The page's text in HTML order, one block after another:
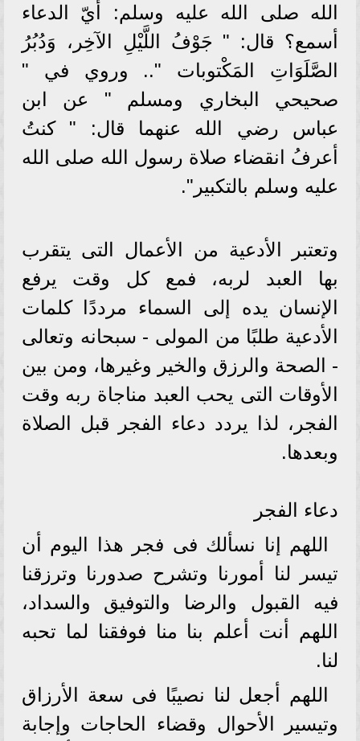
الله صلى الله عليه وسلم: أيّ الدعاء
أسمع؟ قال: " جَوْفُ اللَّيْلِ الآخِر، وَدُبُرُ
الصَّلَوَاتِ المَكْتوبات ".. وروي في "
صحيحي البخاري ومسلم " عن ابن
عباس رضي الله عنهما قال: " كنتُ
أعرفُ انقضاء صلاة رسول الله صلى الله
عليه وسلم بالتكبير".
وتعتبر الأدعية من الأعمال التى يتقرب
بها العبد لربه، فمع كل وقت يرفع
الإنسان يده إلى السماء مرددًا كلمات
الأدعية طلبًا من المولى - سبحانه وتعالى
- الصحة والرزق والخير وغيرها، ومن بين
الأوقات التى يحب العبد مناجاة ربه وقت
الفجر، لذا يردد دعاء الفجر قبل الصلاة
وبعدها.
دعاء الفجر
اللهم إنا نسألك فى فجر هذا اليوم أن
تيسر لنا أمورنا وتشرح صدورنا وترزقنا
فيه القبول والرضا والتوفيق والسداد،
اللهم أنت أعلم بنا منا فوفقنا لما تحبه
لنا.
اللهم أجعل لنا نصيبًا فى سعة الأرزاق
وتيسير الأحوال وقضاء الحاجات وإجابة